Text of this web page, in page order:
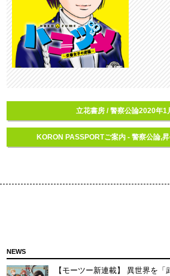
立花書房 / 警察公論2020年1
KORON PASSPORTご案内 - 警察公論,
NEWS
【モーツー新連載】 異世界を